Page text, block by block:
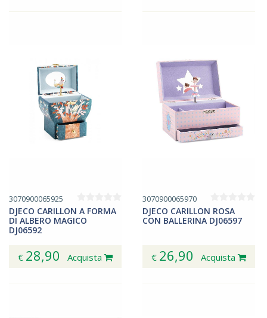
3070900065925
DJECO CARILLON A FORMA
DI ALBERO MAGICO
DJ06592
€ 28,90 Acquista
3070900065970
DJECO CARILLON ROSA
CON BALLERINA DJ06597
€ 26,90 Acquista